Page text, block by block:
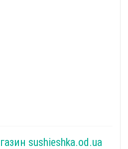
sushieshka.od.ua